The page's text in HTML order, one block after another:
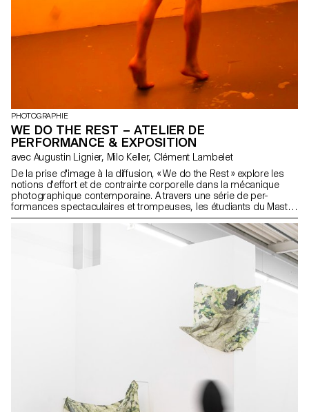
PHOTOGRAPHIE
WE DO THE REST – ATELIER DE
PERFORMANCE & EXPOSITION
avec Augustin Lignier, Milo Keller, Clément Lambelet
De la prise d'image à la diffusion, « We do the Rest » explore les
notions d'effort et de contrainte corporelle dans la mécanique
photographique contemporaine. A travers une série de per-
formances spectaculaires et trompeuses, les étudiants du Master
en Photographie de l'ECAL/Université d'Art et de Design de
Lausanne traduisent avec humour et absurdité les gestes et les
actions de la fabrication visuelle. Le projet, dirigé par Augustin
Lignier, rappelle les performances radicales des années 60,
essentiellement virtuels, et les relations réduites à des pixels. En
quête d'une validation permanente, nous évoluons dans un
théâtre numérique régi par des caméras, des écrans et des
algorithmes. Nous vous invitons à plonger dans ces simulations,
pour de vrai. Et c'est à vous d'appuyer sur le déclencheur... Le
projet « We do the Rest » a été créé sous forme d'atelier au cours
du second semestre et a été développé en Italie, où il a été
présenté pour la première fois à la Biennale dell'Immagine di
il a trouvé un large public. La troisième et dernière édition a été
présentée à l'ECAL en septembre 2024, bouclant ainsi la boucle
et illustrant le processus de développement dynamique.